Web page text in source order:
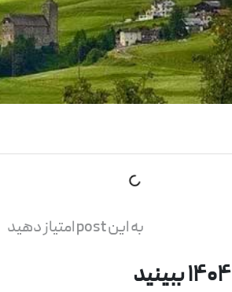
به این post امتیاز دهید
۱۴۰۴ببینید